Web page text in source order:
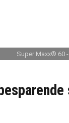
Super Maxx® 60